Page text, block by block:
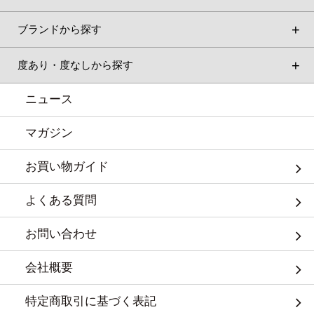
ブランドから探す
度あり・度なしから探す
ニュース
マガジン
お買い物ガイド
よくある質問
お問い合わせ
会社概要
特定商取引に基づく表記